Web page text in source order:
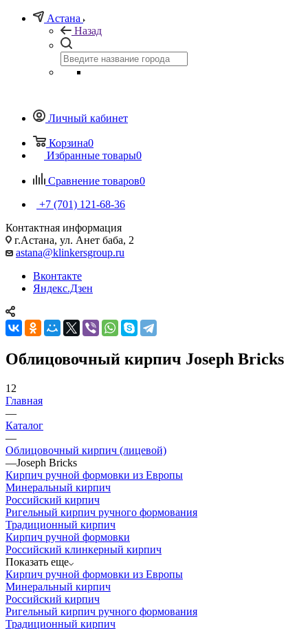
Астана
Назад
Личный кабинет
Корзина0
Избранные товары0
Сравнение товаров0
+7 (701) 121-68-36
Контактная информация
г.Астана, ул. Анет баба, 2
astana@klinkersgroup.ru
Вконтакте
Яндекс.Дзен
Облицовочный кирпич Joseph Bricks
12
Главная
—
Каталог
—
Облицовочный кирпич (лицевой)
—Joseph Bricks
Кирпич ручной формовки из Европы
Минеральный кирпич
Российский кирпич
Ригельный кирпич ручного формования
Традиционный кирпич
Кирпич ручной формовки
Российский клинкерный кирпич
Показать еще
Кирпич ручной формовки из Европы
Минеральный кирпич
Российский кирпич
Ригельный кирпич ручного формования
Традиционный кирпич